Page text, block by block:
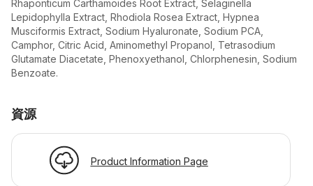
Rhaponticum Carthamoides Root Extract, Selaginella
Lepidophylla Extract, Rhodiola Rosea Extract, Hypnea
Musciformis Extract, Sodium Hyaluronate, Sodium PCA,
Camphor, Citric Acid, Aminomethyl Propanol, Tetrasodium
Glutamate Diacetate, Phenoxyethanol, Chlorphenesin, Sodium
Benzoate.
資源
Product Information Page